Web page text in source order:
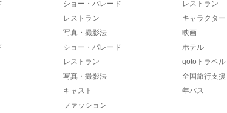
ショー・パレード
レストラン
写真・撮影法
ショー・パレード
レストラン
写真・撮影法
キャスト
ファッション
レストラン
キャラクター
映画
ホテル
gotoトラベル
全国旅行支援
年パス